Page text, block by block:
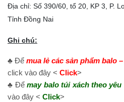
Địa chỉ: Số 390/60, tổ 20, KP 3, P.
Tỉnh Đồng Nai
Ghi chú:
♣ Để mua lẻ các sản phẩm balo
click vào đây < Click>
♣ Đểmay balo túi xách theo yêu
vào đây < Click>